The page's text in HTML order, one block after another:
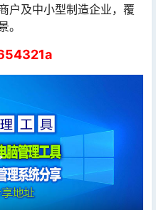
户及中小型制造企业，覆
。